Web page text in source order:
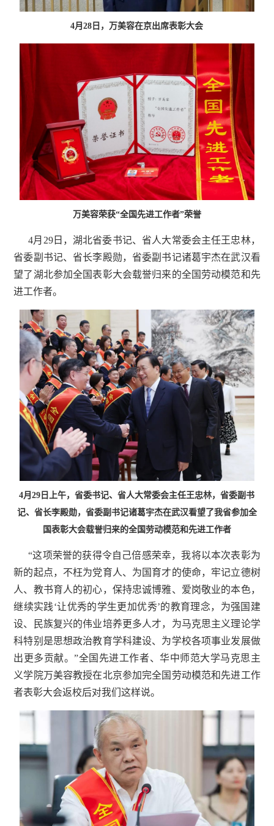
4月28日，万美容在京出席表彰大会
万美容荣获“全国先进工作者”荣誉
4月29日，湖北省委书记、省人大常委会主任王忠林，
省委副书记、省长李殿勋，省委副书记诸葛宇杰在武汉看
望了湖北参加全国表彰大会载誉归来的全国劳动模范和先
进工作者。
4月29日上午，省委书记、省人大常委会主任王忠林，省委副书
记、省长李殿勋，省委副书记诸葛宇杰在武汉看望了我省参加全
国表彰大会载誉归来的全国劳动模范和先进工作者
“这项荣誉的获得令自己倍感荣幸，我将以本次表彰为
新的起点，不枉为党育人、为国育才的使命，牢记立德树
人、教书育人的初心，保持忠诚博雅、爱岗敬业的本色，
继续实践‘让优秀的学生更加优秀’的教育理念，为强国建
设、民族复兴的伟业培养更多人才，为马克思主义理论学
科特别是思想政治教育学科建设、为学校各项事业发展做
出更多贡献。”全国先进工作者、华中师范大学马克思主
义学院万美容教授在北京参加完全国劳动模范和先进工作
者表彰大会返校后对我们这样说。